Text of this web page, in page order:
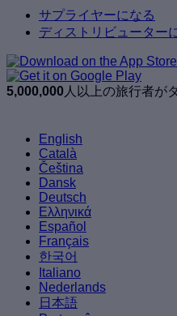
サプライヤーになる
ディストリビューター
5,000,000 人以上の旅行者が
English
Català
Čeština
Dansk
Deutsch
Ελληνικά
Español
Français
한국어
Italiano
Nederlands
日本語